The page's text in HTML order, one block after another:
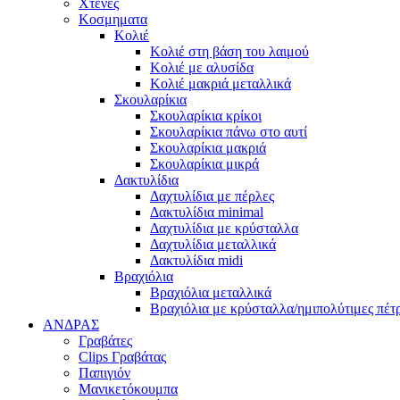
Κοσμηματα
Κολιέ
Κολιέ στη βάση του λαιμού
Κολιέ με αλυσίδα
Κολιέ μακριά μεταλλικά
Σκουλαρίκια
Σκουλαρίκια κρίκοι
Σκουλαρίκια πάνω στο αυτί
Σκουλαρίκια μακριά
Σκουλαρίκια μικρά
Δακτυλίδια
Δαχτυλίδια με πέρλες
Δακτυλίδια minimal
Δαχτυλίδια με κρύσταλλα
Δαχτυλίδια μεταλλικά
Δακτυλίδια midi
Βραχιόλια
Βραχιόλια μεταλλικά
Βραχιόλια με κρύσταλλα/ημιπολύτιμες
ΑΝΔΡΑΣ
Γραβάτες
Clips Γραβάτας
Παπιγιόν
Μανικετόκουμπα